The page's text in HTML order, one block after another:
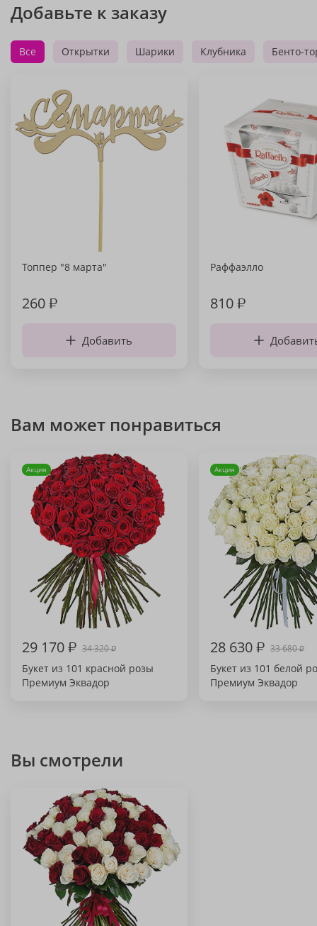
Добавьте к заказу
Все Открытки Шарики Клубника Бенто-
Топпер "8 марта"
260₽
Добавить
Раффаэлло
810₽
Вам может понравиться
Акция
29 170₽ 34 320₽
Букет из 101 красной розы
Премиум Эквадор
Акция
28 630₽ 33 680₽
Букет из 101 белой
Премиум Эквадор
Вы смотрели